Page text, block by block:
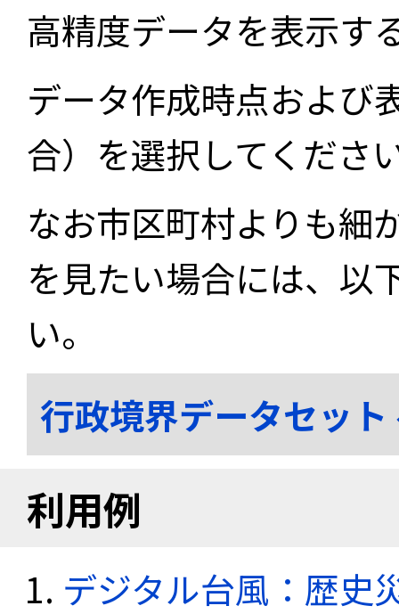
高精度データを表示す
データ作成時点および
合）を選択してくださ
なお市区町村よりも細
を見たい場合には、以
い。
行政境界データセッ
利用例
デジタル台風：歴史